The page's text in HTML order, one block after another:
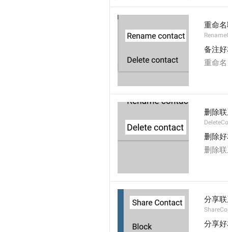
重命
备注
重命名
删除
删除
删除
分享
分享